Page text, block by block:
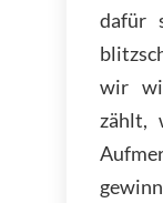
dafür
wir
zählt,